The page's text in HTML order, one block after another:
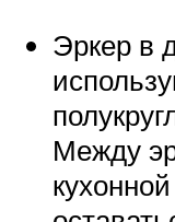
Эркер в
Между